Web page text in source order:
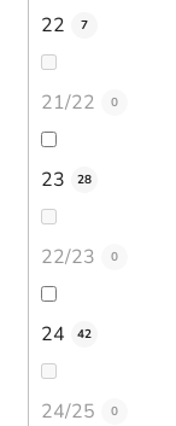
22 7
21/22 0
23 28
22/23 0
24 42
24/25 0